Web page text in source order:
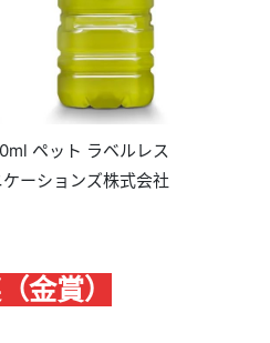
ペット ラベルレス
ーションズ株式会社
金賞）